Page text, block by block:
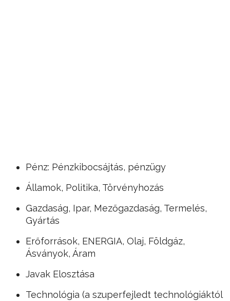
Pénz: Pénzkibocsájtás, pénzügy
Államok, Politika, Törvényhozás
Gazdaság, Ipar, Mezőgazdaság, Termelés,
Gyártás
Erőforrások, ENERGIA, Olaj, Földgáz,
Ásványok, Áram
Javak Elosztása
Technológia (a szuperfejledt technológiáktól